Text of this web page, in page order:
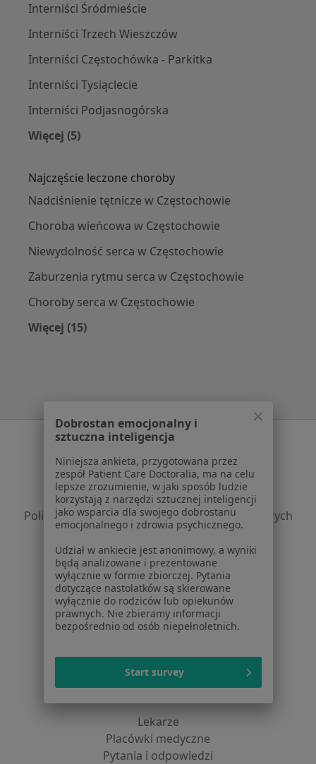
Interniści Śródmieście
Interniści Trzech Wieszczów
Interniści Częstochówka - Parkitka
Interniści Tysiąclecie
Interniści Podjasnogórska
Więcej (5)
Najczęście leczone choroby
Nadciśnienie tętnicze w Częstochowie
Choroba wieńcowa w Częstochowie
Niewydolność serca w Częstochowie
Zaburzenia rytmu serca w Częstochowie
Choroby serca w Częstochowie
Więcej (15)
Serwis
Regulamin
Polityka prywatności pacjentów
Polityka prywatności profesjonalistów
Polityka prywatności dla profesjonalistów, których
dane pozyskaliśmy samodzielnie
Polityka cookies
Jak działają wyniki wyszukiwania
Dostępność
O nas
Praca Rekrutujemy!
Partnerzy
Kontakt
Lekarze
Placówki medyczne
Pytania i odpowiedzi
Dobrostan emocjonalny i
sztuczna inteligencja
Niniejsza ankieta, przygotowana przez
zespół Patient Care Doctoralia, ma na celu
lepsze zrozumienie, w jaki sposób ludzie
korzystają z narzędzi sztucznej inteligencji
jako wsparcia dla swojego dobrostanu
emocjonalnego i zdrowia psychicznego.
Udział w ankiecie jest anonimowy, a wyniki
będą analizowane i prezentowane
wyłącznie w formie zbiorczej. Pytania
dotyczące nastolatków są skierowane
wyłącznie do rodziców lub opiekunów
prawnych. Nie zbieramy informacji
bezpośrednio od osób niepełnoletnich.
Start survey